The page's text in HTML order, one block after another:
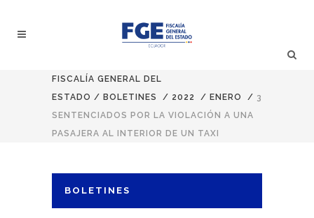
FISCALÍA GENERAL DEL
ESTADO / BOLETINES / 2022 / ENERO / 3
SENTENCIADOS POR LA VIOLACIÓN A UNA
PASAJERA AL INTERIOR DE UN TAXI
BOLETINES